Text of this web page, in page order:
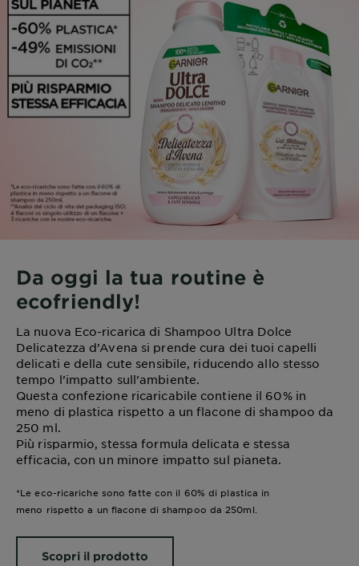
Da oggi la tua routine è
ecofriendly!
La nuova Eco-ricarica di Shampoo Ultra Dolce
Delicatezza d’Avena si prende cura dei tuoi capelli
delicati e della cute sensibile, riducendo allo stesso
tempo l’impatto sull’ambiente.
Questa confezione ricaricabile contiene il 60% in
meno di plastica rispetto a un flacone di shampoo da
250 ml.
Più risparmio, stessa formula delicata e stessa
efficacia, con un minore impatto sul pianeta.
*Le eco-ricariche sono fatte con il 60% di plastica in
meno rispetto a un flacone di shampoo da 250ml.
Scopri il prodotto